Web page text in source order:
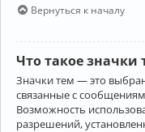
Вернуться к началу
Что такое значки
Значки тем — это
связанные с
Возможность
разрешений,